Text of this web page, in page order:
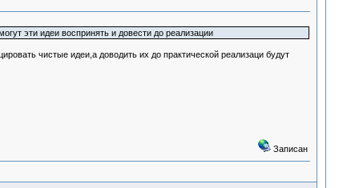
эти идеи воспринять и довести до реализации
чистые идеи,а доводить их до практической реализаци будут
Записан